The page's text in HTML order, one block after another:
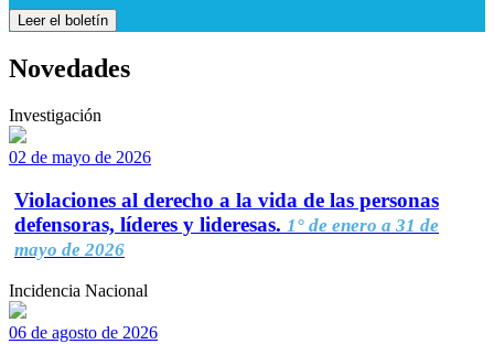
Leer el boletín
Novedades
Investigación
02 de mayo de 2026
Violaciones al derecho a la vida de las personas
defensoras, líderes y lideresas. 1° de enero a 31 de
mayo de 2026
Incidencia Nacional
06 de agosto de 2026